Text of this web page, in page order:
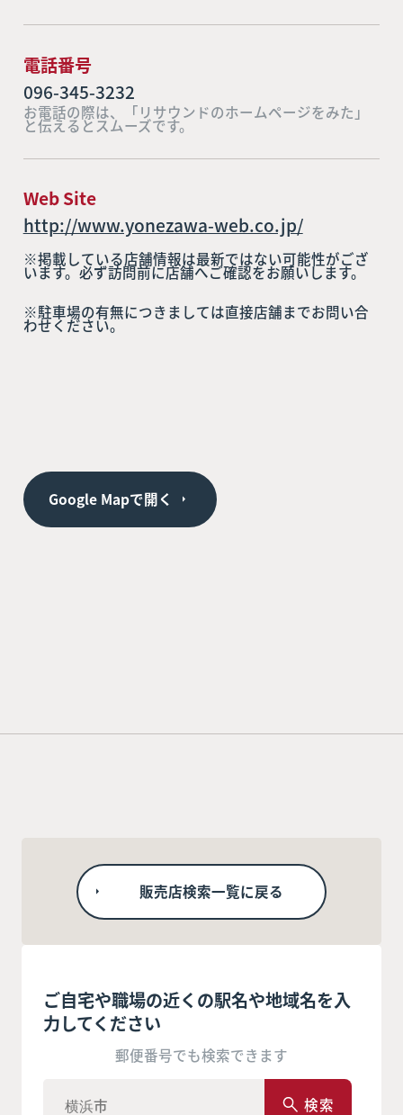
電話番号
096-345-3232
お電話の際は、「リサウンドのホームページをみた」
と伝えるとスムーズです。
Web Site
http://www.yonezawa-web.co.jp/
※掲載している店舗情報は最新ではない可能性がござ
います。必ず訪問前に店舗へご確認をお願いします。
※駐車場の有無につきましては直接店舗までお問い合
わせください。
Google Mapで開く
販売店検索一覧に戻る
ご自宅や職場の近くの駅名や地域名を入
力してください
郵便番号でも検索できます
検索